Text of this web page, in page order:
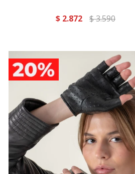
$ 2.872 $3.590